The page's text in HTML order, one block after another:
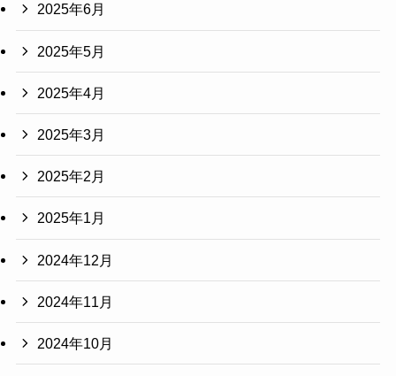
2025年6月
2025年5月
2025年4月
2025年3月
2025年2月
2025年1月
2024年12月
2024年11月
2024年10月